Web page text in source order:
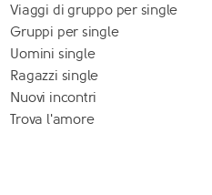
Viaggi di gruppo per single
Gruppi per single
Uomini single
Ragazzi single
Nuovi incontri
Trova l'amore